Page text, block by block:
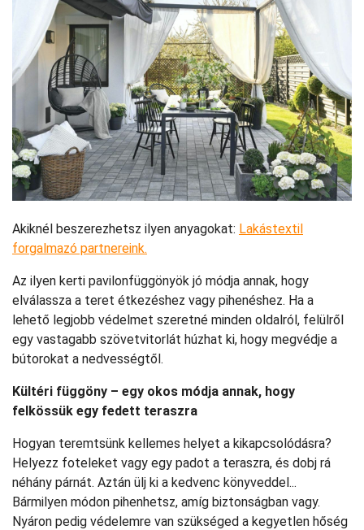
Akiknél beszerezhetsz ilyen anyagokat: Lakástextil
forgalmazó partnereink.
Az ilyen kerti pavilonfüggönyök jó módja annak, hogy
elválassza a teret étkezéshez vagy pihenéshez. Ha a
lehető legjobb védelmet szeretné minden oldalról, felülről
egy vastagabb szövetvitorlát húzhat ki, hogy megvédje a
bútorokat a nedvességtől.
Kültéri függöny – egy okos módja annak, hogy
felkössük egy fedett teraszra
Hogyan teremtsünk kellemes helyet a kikapcsolódásra?
Helyezz foteleket vagy egy padot a teraszra, és dobj rá
néhány párnát. Aztán ülj ki a kedvenc könyveddel...
Bármilyen módon pihenhetsz, amíg biztonságban vagy.
Nyáron pedig védelemre van szükséged a kegyetlen hőség